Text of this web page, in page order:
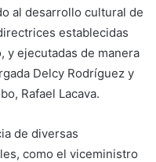
al desarrollo cultural de
establecidas
y ejecutadas de manera
Delcy Rodríguez y
Rafael Lacava.
de diversas
como el viceministro